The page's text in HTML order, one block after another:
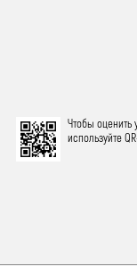
Чтобы оценить
используйте